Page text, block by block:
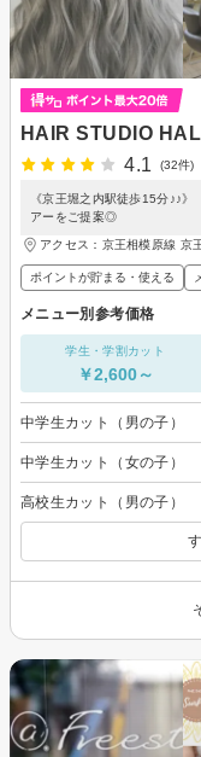
HAIR STUDIO
4.1
(32件)
《京王堀之内駅徒歩15分♪♪
アーをご提案◎
アクセス：京王相模原線 京
ポイントが貯まる・使える
メニュー別参考価格
学生・学割カット
￥2,600～
中学生カット（男の子）
中学生カット（女の子）
高校生カット（男の子）